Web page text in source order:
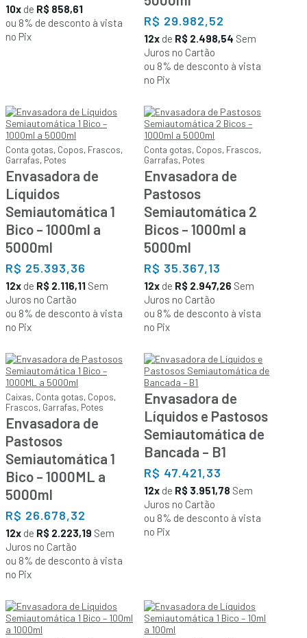
10x de R$ 858,61
ou 8% de desconto à vista
no Pix
R$ 29.982,52
12x de R$ 2.498,54 Sem
Juros no Cartão
ou 8% de desconto à vista
no Pix
Conta gotas, Copos, Frascos,
Garrafas, Potes
Envasadora de
Líquidos
Semiautomática 1
Bico – 1000ml a
5000ml
R$ 25.393,36
12x de R$ 2.116,11 Sem
Juros no Cartão
ou 8% de desconto à vista
no Pix
Conta gotas, Copos, Frascos,
Garrafas, Potes
Envasadora de
Pastosos
Semiautomática 2
Bicos – 1000ml a
5000ml
R$ 35.367,13
12x de R$ 2.947,26 Sem
Juros no Cartão
ou 8% de desconto à vista
no Pix
Caixas, Conta gotas, Copos,
Frascos, Garrafas, Potes
Envasadora de
Pastosos
Semiautomática 1
Bico – 1000ML a
5000ml
R$ 26.678,32
12x de R$ 2.223,19 Sem
Juros no Cartão
ou 8% de desconto à vista
no Pix
Envasadora de
Líquidos e Pastosos
Semiautomática de
Bancada – B1
R$ 47.421,33
12x de R$ 3.951,78 Sem
Juros no Cartão
ou 8% de desconto à vista
no Pix